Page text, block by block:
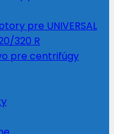
pre UNIVERSAL
320 R
pre centrifúgy